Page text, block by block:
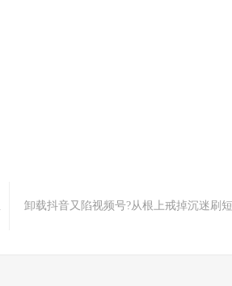
卸载抖音又陷视频号?从根上戒掉沉迷刷